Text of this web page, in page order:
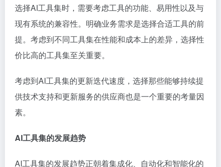
选择AI工具集时，需要考虑工具的功能、易用性以及与
现有系统的兼容性。明确业务需求是选择合适工具的前
提。考虑到不同工具集在性能和成本上的差异，选择性
价比高的工具集至关重要。
考虑到AI工具集的更新迭代速度，选择那些能够持续提
供技术支持和更新服务的供应商也是一个重要的考量因
素。
AI工具集的发展趋势
AI工具集的发展趋势正朝着集成化、自动化和智能化的